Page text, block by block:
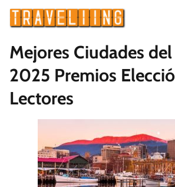
Mejores Ciudades
2025 Premios
Lectores